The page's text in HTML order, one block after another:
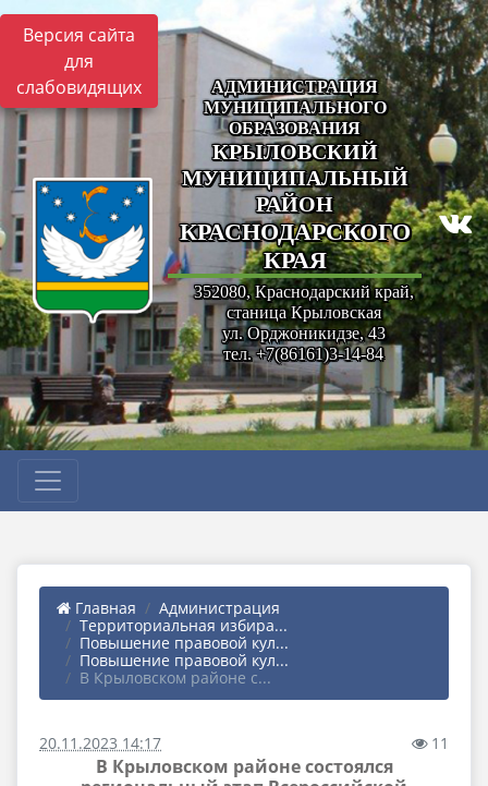
Версия сайта
для
слабовидящих
АДМИНИСТРАЦИЯ
МУНИЦИПАЛЬНОГО
ОБРАЗОВАНИЯ
КРЫЛОВСКИЙ
МУНИЦИПАЛЬНЫЙ
РАЙОН
КРАСНОДАРСКОГО
КРАЯ
352080, Краснодарский край,
станица Крыловская
ул. Орджоникидзе, 43
тел. +7(86161)3-14-84
Главная
Администрация
Территориальная избира...
Повышение правовой кул...
Повышение правовой кул...
В Крыловском районе с...
20.11.2023 14:17 11
В Крыловском районе состоялся